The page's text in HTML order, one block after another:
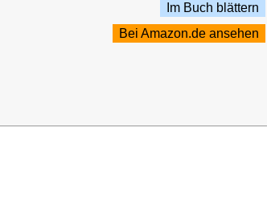
Im Buch blättern
Bei Amazon.de ansehen